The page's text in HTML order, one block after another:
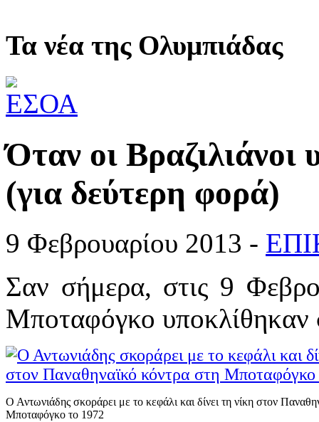
Τα νέα της Ολυμπιάδας
Όταν οι Βραζιλιάνοι
(για δεύτερη φορά)
9 Φεβρουαρίου 2013 -
Σαν σήμερα, στις 9
Μποταφόγκο υποκλίθηκαν
Ο Αντωνιάδης σκοράρει με το κεφάλι και δίνει τη νίκη στον
Μποταφόγκο το 1972